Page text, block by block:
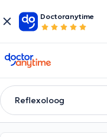
Doctoranytime
doctoranytime
Reflexoloog